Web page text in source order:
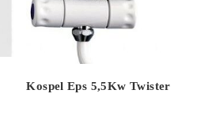
Kospel Eps 5,5Kw Twister